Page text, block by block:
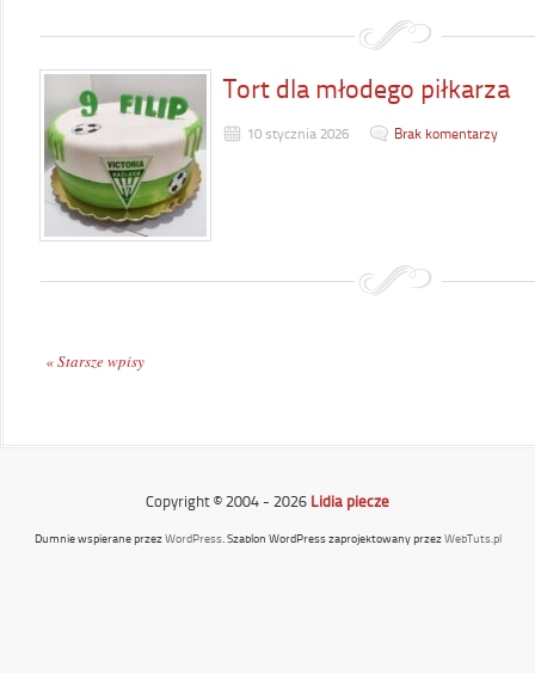
Tort dla młodego piłkarza
10 stycznia 2026 Brak komentarzy
« Starsze wpisy
Copyright © 2004 - 2026 Lidia piecze
Dumnie wspierane przezWordPress. Szablon WordPress zaprojektowany przezWebTuts.pl